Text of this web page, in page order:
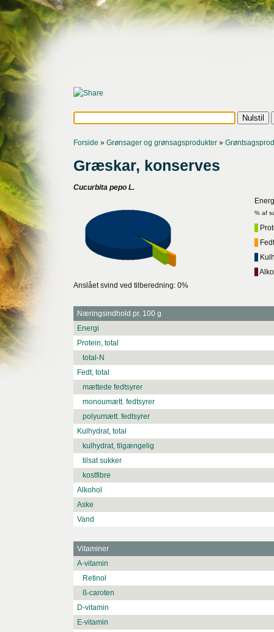
Forside » Grønsager og grønsagsprodukter »
Græskar, konserves
Cucurbita pepo L.
% af
Anslået svind ved tilberedning: 0%
Næringsindhold pr. 100 g
Energi
Protein, total
total-N
Fedt, total
mættede fedtsyrer
monoumætt. fedtsyrer
polyumætt. fedtsyrer
Kulhydrat, total
kulhydrat, tilgængelig
tilsat sukker
kostfibre
Alkohol
Aske
Vand
Vitaminer
A-vitamin
Retinol
ß-caroten
D-vitamin
E-vitamin